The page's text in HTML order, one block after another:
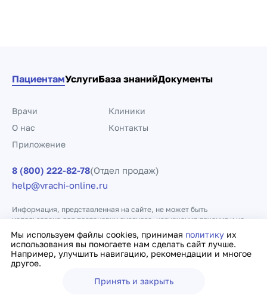
Мы используем файлы cookies, принимая политику их
использования вы помогаете нам сделать сайт лучше.
Например, улучшить навигацию, рекомендации и многое
другое.
Принять и закрыть
ПациентамУслугиБаза знанийДокументы
Врачи
Клиники
О нас
Контакты
Приложение
8 (800) 222-82-78(Отдел продаж)
help@vrachi-online.ru
Информация, представленная на сайте, не может быть
использована для постановки диагноза, назначения лечения и не
заменяет прием врача.
Политика конфиденциальности Договор оферты